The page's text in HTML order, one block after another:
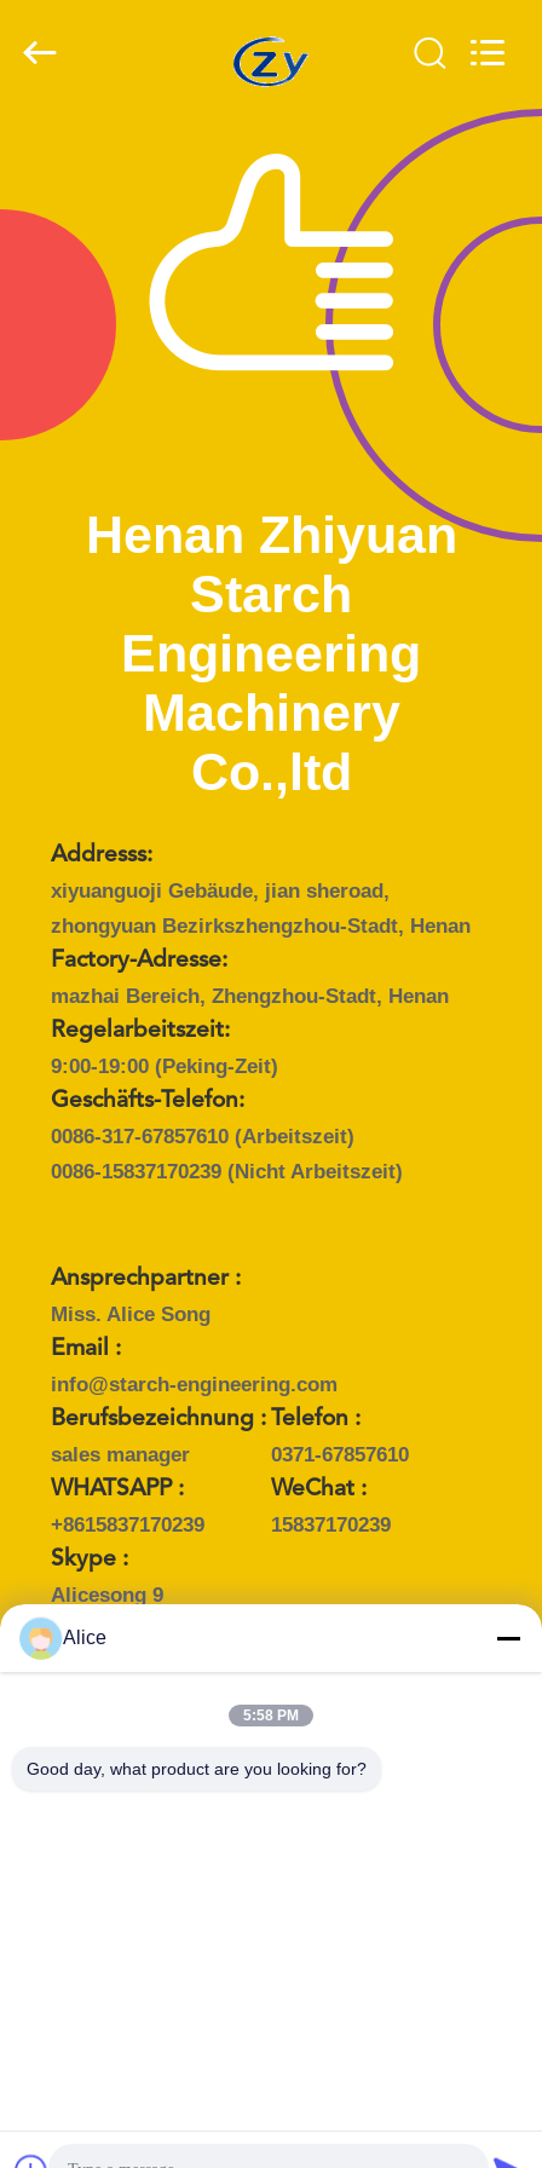
PRODUKTE
FABRIK-
AUSFLUG
QUALITÄTSKONTROLLE
VERBINDUNG
NACHRICHTEN
FORDERN
SIE EIN
ZITAT
SITEMAP
PRIVACY
Machinery
Co.,ltd.
Henan Zhiyuan
Starch
Engineering
Machinery
Co.,ltd
Addresss:
xiyuanguoji Gebäude, jian sheroad,
zhongyuan Bezirkszhengzhou-Stadt, Henan
Factory-Adresse:
mazhai Bereich, Zhengzhou-Stadt, Henan
Regelarbeitszeit:
9:00-19:00 (Peking-Zeit)
Geschäfts-Telefon:
0086-317-67857610(Arbeitszeit)
0086-15837170239(Nicht Arbeitszeit)
Ansprechpartner :
Miss. Alice Song
Email :
info@starch-engineering.com
Berufsbezeichnung :
sales manager
Telefon :
0371-67857610
WHATSAPP :
+8615837170239
WeChat :
15837170239
Skype :
Alicesong 9
zhengzhou
zhiyuan food
machinery co.,ltd
Alice
5:58 PM
Good day, what product are you looking for?